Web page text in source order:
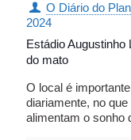
O Diário do
2024
Estádio Augustinho
do mato
O local é
diariamente, no
alimentam o sonho